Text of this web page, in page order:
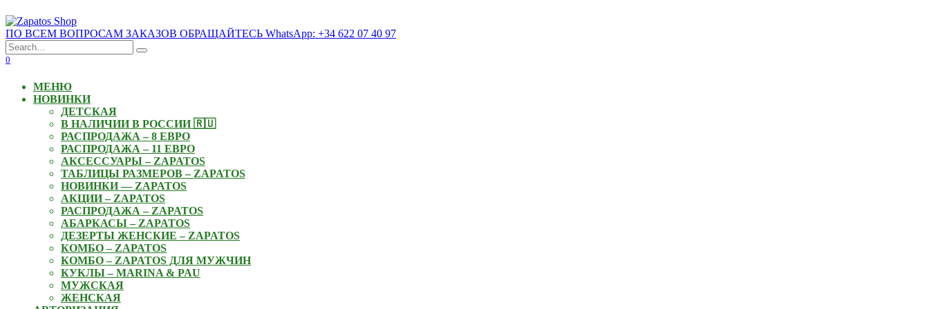
to
content
ПО ВСЕМ ВОПРОСАМ ЗАКАЗОВ ОБРАЩАЙТЕСЬ WhatsApp: +34 622 07 40 97
Search
for:
0
МЕНЮ
НОВИНКИ
ДЕТСКАЯ
В НАЛИЧИИ В РОССИИ 🇷🇺
РАСПРОДАЖА – 8 ЕВРО
РАСПРОДАЖА – 11 ЕВРО
АКСЕССУАРЫ – ZAPATOS
ТАБЛИЦЫ РАЗМЕРОВ – ZAPATOS
НОВИНКИ — ZAPATOS
АКЦИИ – ZAPATOS
РАСПРОДАЖА – ZAPATOS
АБАРКАСЫ – ZAPATOS
ДЕЗЕРТЫ ЖЕНСКИЕ – ZAPATOS
КОМБО – ZAPATOS
КОМБО – ZAPATOS ДЛЯ МУЖЧИН
КУКЛЫ – MARINA & PAU
МУЖСКАЯ
ЖЕНСКАЯ